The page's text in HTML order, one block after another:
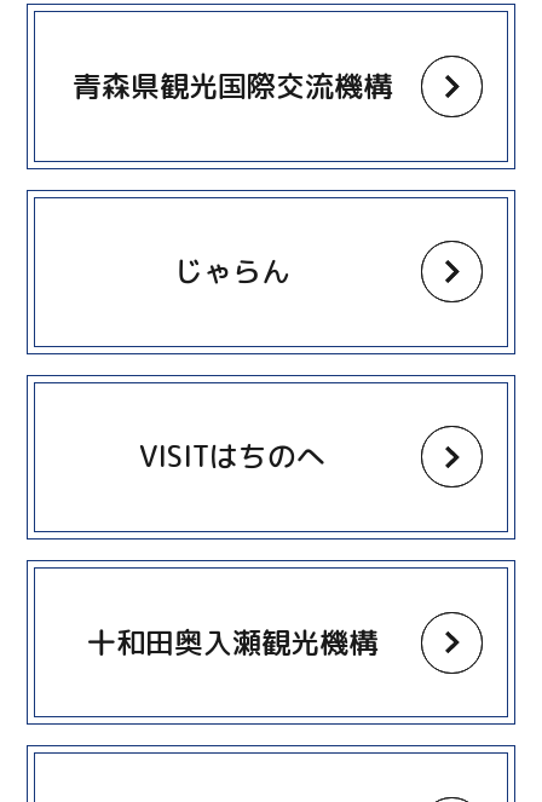
青森県観光国際交流機構
more
じゃらん
more
VISITはちのへ
more
十和田奥入瀬観光機構
more
more